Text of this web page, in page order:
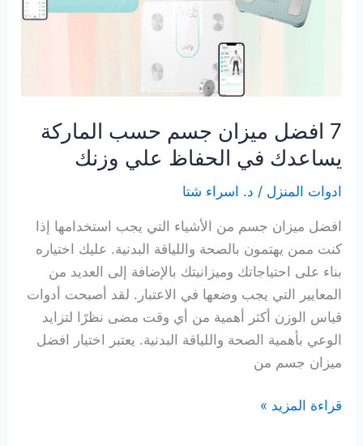
7 افضل ميزان جسم حسب الماركة
يساعدك في الحفاظ علي وزنك
ادوات المنزل / د. اسراء شتا
افضل ميزان جسم من الأشياء التي يجب استخدامها إذا
كنت ممن يهتمون بالصحة واللياقة البدنية. عليك اختياره
بناء على احتياجاتك وميزانيتك بالإضافة إلى العديد من
المعايير التي يجب وضعها في الاعتبار. لقد أصبحت أدوات
قياس الوزن أكثر أهمية من أي وقت مضى نظرًا لتزايد
الوعي بأهمية الصحة واللياقة البدنية. يعتبر اختيار افضل
ميزان جسم من
7
قراءة المزيد »